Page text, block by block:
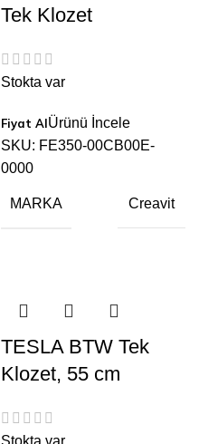
Tek Klozet
Stokta var
Ürünü İncele
SKU: FE350-00CB00E-
0000
MARKA Creavit
TESLA BTW Tek
Klozet, 55 cm
Stokta var